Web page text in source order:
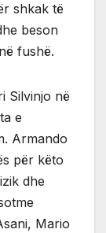
shkak të
beson
fushë.
Silvinjo në
e
Armando
për këto
dhe
Mario